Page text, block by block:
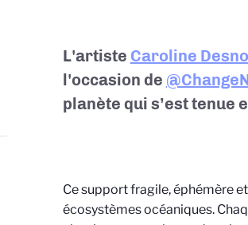
L'artiste Caroline
l'occasion de
planète qui s’est tenue
Ce support fragile, éphémère
écosystèmes océaniques.